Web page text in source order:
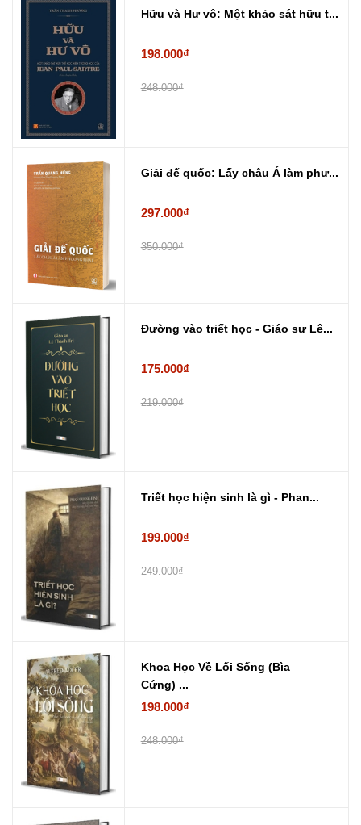
Hữu và Hư vô: Một khảo sát hữu t...
198.000₫
248.000₫
Giải đế quốc: Lấy châu Á làm phư...
297.000₫
350.000₫
Đường vào triết học - Giáo sư Lê...
175.000₫
219.000₫
Triết học hiện sinh là gì - Phan...
199.000₫
249.000₫
Khoa Học Về Lối Sống (Bìa
Cứng) ...
198.000₫
248.000₫